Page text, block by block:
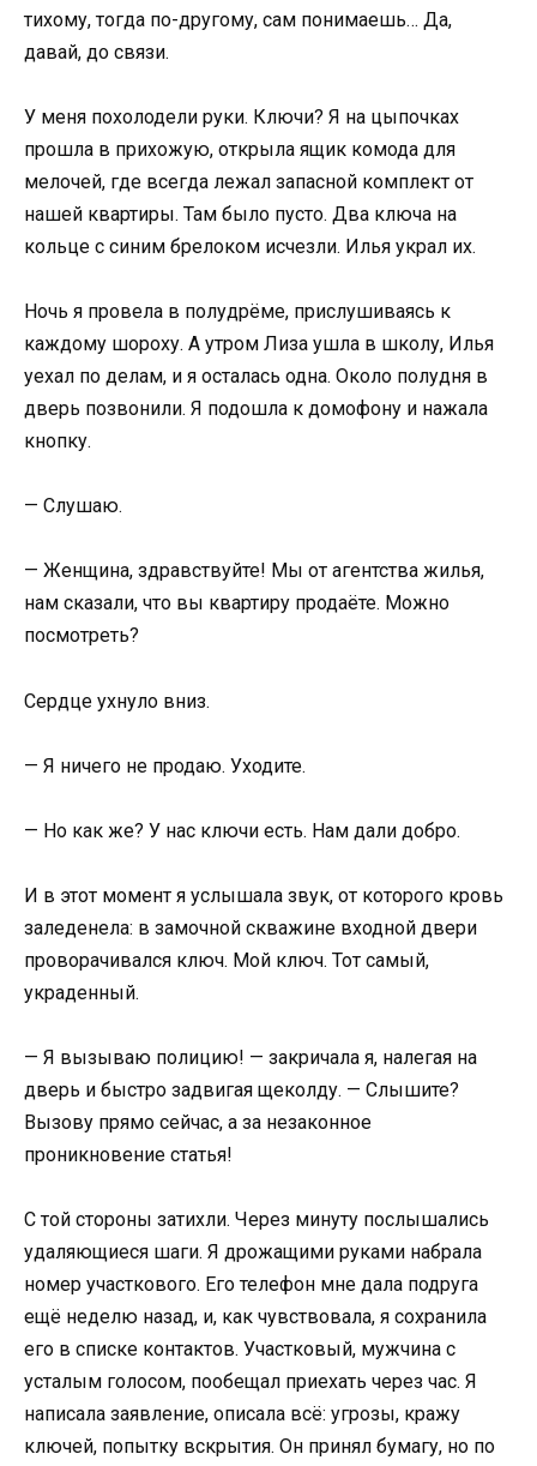
тихому, тогда по-другому, сам понимаешь… Да,
давай, до связи.
У меня похолодели руки. Ключи? Я на цыпочках
прошла в прихожую, открыла ящик комода для
мелочей, где всегда лежал запасной комплект от
нашей квартиры. Там было пусто. Два ключа на
кольце с синим брелоком исчезли. Илья украл их.
Ночь я провела в полудрёме, прислушиваясь к
каждому шороху. А утром Лиза ушла в школу, Илья
уехал по делам, и я осталась одна. Около полудня в
дверь позвонили. Я подошла к домофону и нажала
кнопку.
— Слушаю.
— Женщина, здравствуйте! Мы от агентства жилья,
нам сказали, что вы квартиру продаёте. Можно
посмотреть?
Сердце ухнуло вниз.
— Я ничего не продаю. Уходите.
— Но как же? У нас ключи есть. Нам дали добро.
И в этот момент я услышала звук, от которого кровь
заледенела: в замочной скважине входной двери
проворачивался ключ. Мой ключ. Тот самый,
украденный.
— Я вызываю полицию! — закричала я, налегая на
дверь и быстро задвигая щеколду. — Слышите?
Вызову прямо сейчас, а за незаконное
проникновение статья!
С той стороны затихли. Через минуту послышались
удаляющиеся шаги. Я дрожащими руками набрала
номер участкового. Его телефон мне дала подруга
ещё неделю назад, и, как чувствовала, я сохранила
его в списке контактов. Участковый, мужчина с
усталым голосом, пообещал приехать через час. Я
написала заявление, описала всё: угрозы, кражу
ключей, попытку вскрытия. Он принял бумагу, но по